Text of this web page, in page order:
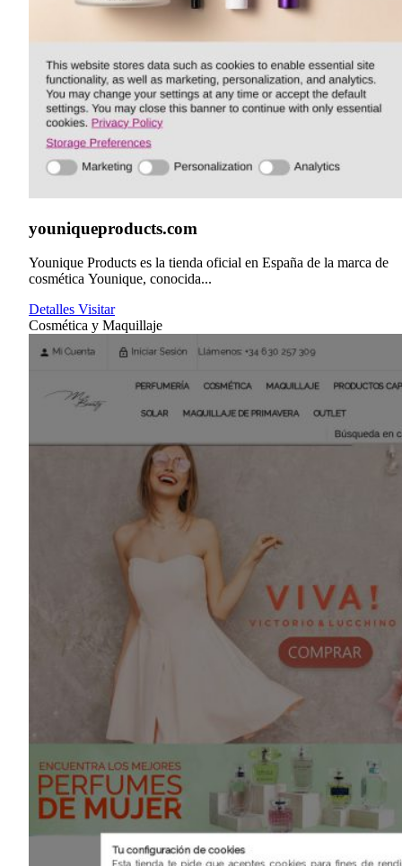
youniqueproducts.com
Younique Products es la tienda oficial en España de la marca de
cosmética Younique, conocida...
Detalles Visitar
Cosmética y Maquillaje